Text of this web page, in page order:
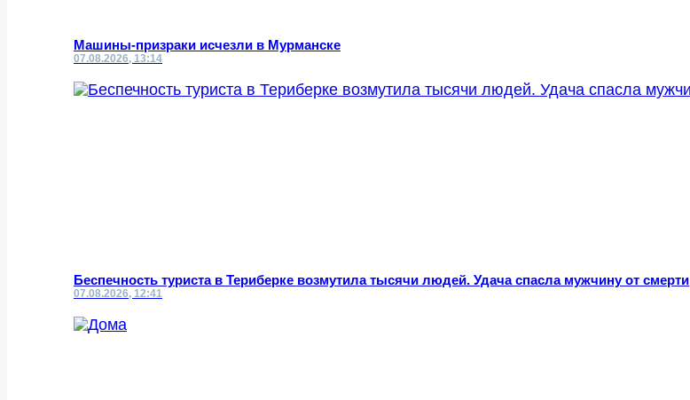
Машины-призраки исчезли в Мурманске
07.08.2026, 13:14
Беспечность туриста в Териберке возмутила тысячи людей. Удача спасла мужчину от смерти
07.08.2026, 12:41